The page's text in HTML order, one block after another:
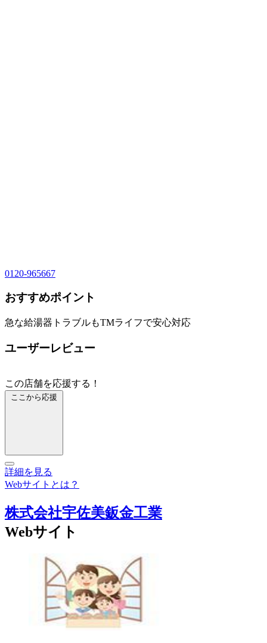
0120-965667
おすすめポイント
急な給湯器トラブルもTMライフで安心対応
ユーザーレビュー
この店舗を応援する！
ここから応援
詳細を見る
Webサイトとは？
株式会社宇佐美鈑金工業
Webサイト